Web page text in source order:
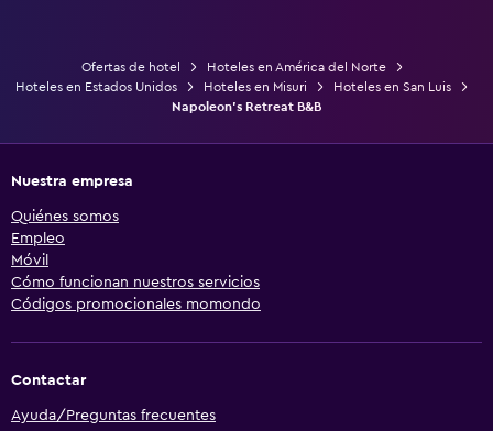
Ofertas de hotel
Hoteles en América del Norte
Hoteles en Estados Unidos
Hoteles en Misuri
Hoteles en San Luis
Napoleon's Retreat B&B
Nuestra empresa
Quiénes somos
Empleo
Móvil
Cómo funcionan nuestros servicios
Códigos promocionales momondo
Contactar
Ayuda/Preguntas frecuentes